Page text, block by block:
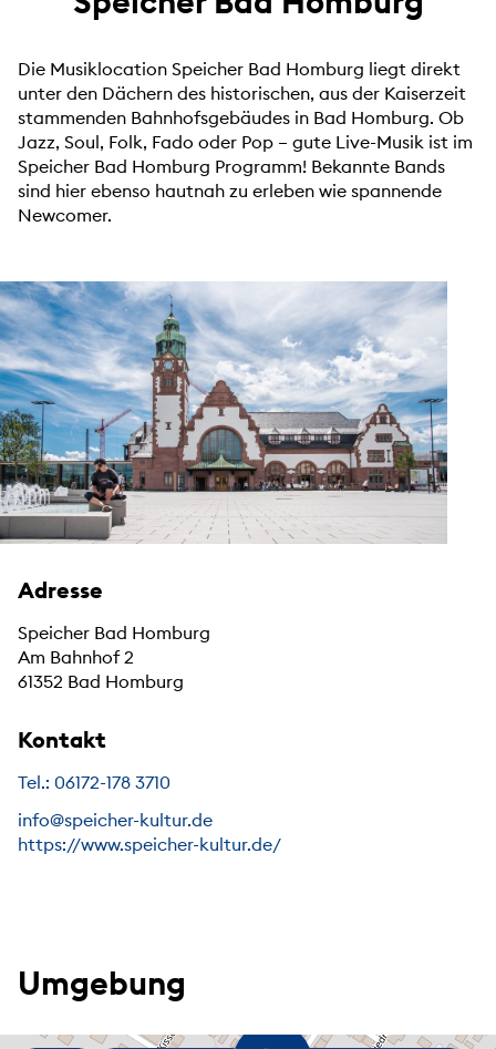
Die Musiklocation Speicher Bad Homburg liegt direkt
unter den Dächern des historischen, aus der Kaiserzeit
stammenden Bahnhofsgebäudes in Bad Homburg. Ob
Jazz, Soul, Folk, Fado oder Pop – gute Live-Musik ist im
Speicher Bad Homburg Programm! Bekannte Bands
sind hier ebenso hautnah zu erleben wie spannende
Newcomer.
Adresse
Speicher Bad Homburg
Am Bahnhof 2
61352 Bad Homburg
Kontakt
Tel.: 06172-178 3710
info@speicher-kultur.de
https://www.speicher-kultur.de/
Umgebung